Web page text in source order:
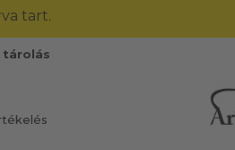
tart.
tárolás